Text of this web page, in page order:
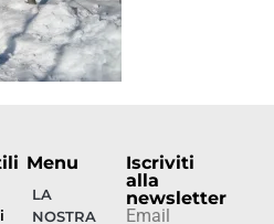
Menu
LA
NOSTRA
Iscriviti
alla
newsletter
Email